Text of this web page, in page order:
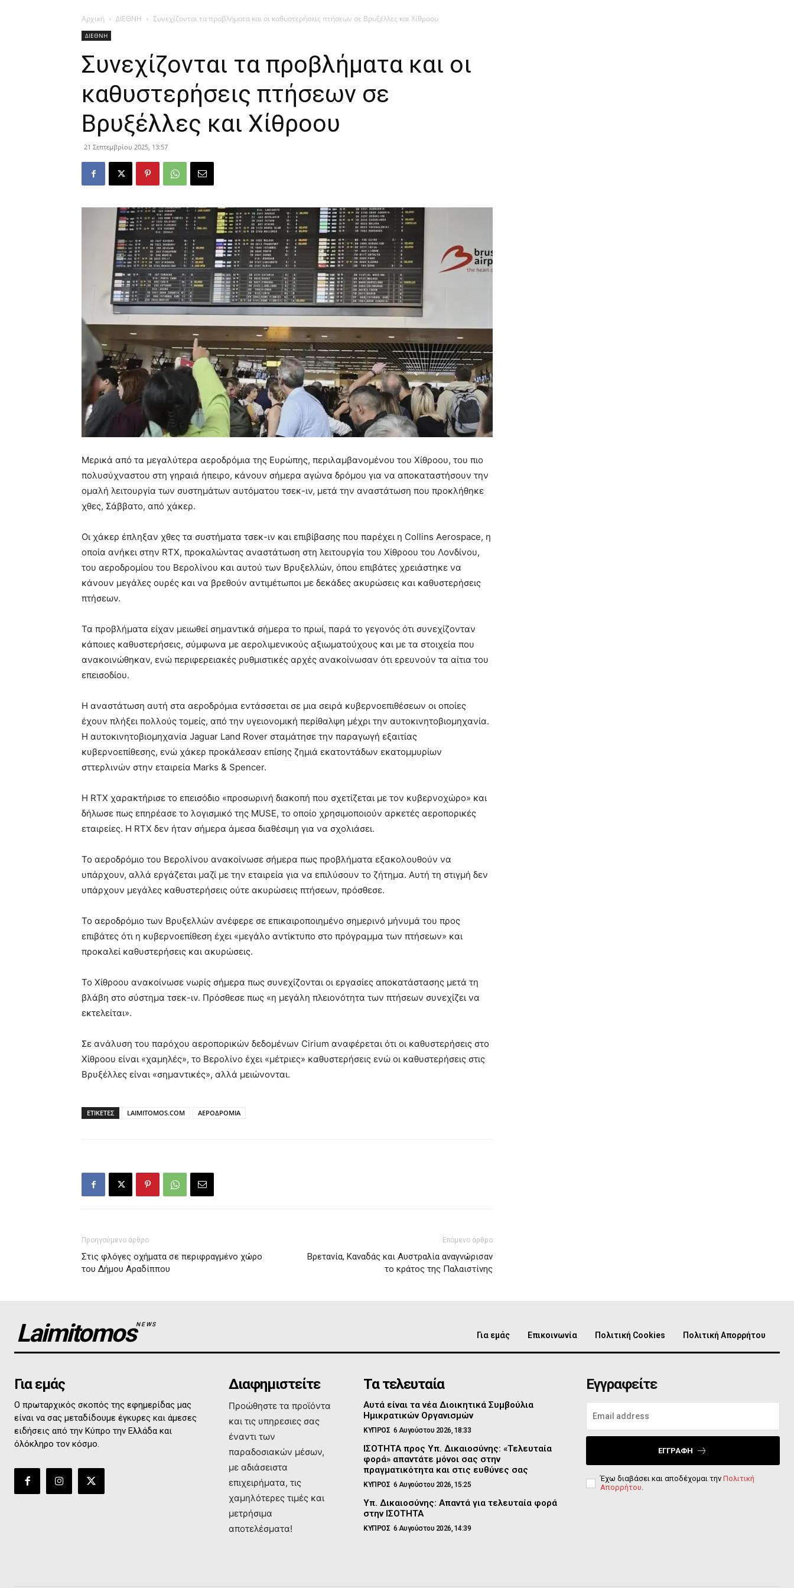
Αρχική ΔΙΕΘΝΗ Συνεχίζονται τα προβλήματα και οι καθυστερήσεις πτήσεων σε Βρυξέλλες και Χίθροου
ΔΙΕΘΝΗ
Συνεχίζονται τα προβλήματα και οι
καθυστερήσεις πτήσεων σε
Βρυξέλλες και Χίθροου
21 Σεπτεμβρίου 2025, 13:57
Μερικά από τα μεγαλύτερα αεροδρόμια της Ευρώπης, περιλαμβανομένου του Χίθροου, του πιο
πολυσύχναστου στη γηραιά ήπειρο, κάνουν σήμερα αγώνα δρόμου για να αποκαταστήσουν την
ομαλή λειτουργία των συστημάτων αυτόματου τσεκ-ιν, μετά την αναστάτωση που προκλήθηκε
χθες, Σάββατο, από χάκερ.
Οι χάκερ έπληξαν χθες τα συστήματα τσεκ-ιν και επιβίβασης που παρέχει η Collins Aerospace, η
οποία ανήκει στην RTX, προκαλώντας αναστάτωση στη λειτουργία του Χίθροου του Λονδίνου,
του αεροδρομίου του Βερολίνου και αυτού των Βρυξελλών, όπου επιβάτες χρειάστηκε να
κάνουν μεγάλες ουρές και να βρεθούν αντιμέτωποι με δεκάδες ακυρώσεις και καθυστερήσεις
πτήσεων.
Τα προβλήματα είχαν μειωθεί σημαντικά σήμερα το πρωί, παρά το γεγονός ότι συνεχίζονταν
κάποιες καθυστερήσεις, σύμφωνα με αερολιμενικούς αξιωματούχους και με τα στοιχεία που
ανακοινώθηκαν, ενώ περιφερειακές ρυθμιστικές αρχές ανακοίνωσαν ότι ερευνούν τα αίτια του
επεισοδίου.
Η αναστάτωση αυτή στα αεροδρόμια εντάσσεται σε μια σειρά κυβερνοεπιθέσεων οι οποίες
έχουν πλήξει πολλούς τομείς, από την υγειονομική περίθαλψη μέχρι την αυτοκινητοβιομηχανία.
Η αυτοκινητοβιομηχανία Jaguar Land Rover σταμάτησε την παραγωγή εξαιτίας
κυβερνοεπίθεσης, ενώ χάκερ προκάλεσαν επίσης ζημιά εκατοντάδων εκατομμυρίων
σττερλινών στην εταιρεία Marks & Spencer.
Η RTX χαρακτήρισε το επεισόδιο «προσωρινή διακοπή που σχετίζεται με τον κυβερνοχώρο» και
δήλωσε πως επηρέασε το λογισμικό της MUSE, το οποίο χρησιμοποιούν αρκετές αεροπορικές
εταιρείες. Η RTX δεν ήταν σήμερα άμεσα διαθέσιμη για να σχολιάσει.
Το αεροδρόμιο του Βερολίνου ανακοίνωσε σήμερα πως προβλήματα εξακολουθούν να
υπάρχουν, αλλά εργάζεται μαζί με την εταιρεία για να επιλύσουν το ζήτημα. Αυτή τη στιγμή δεν
υπάρχουν μεγάλες καθυστερήσεις ούτε ακυρώσεις πτήσεων, πρόσθεσε.
Το αεροδρόμιο των Βρυξελλών ανέφερε σε επικαιροποιημένο σημερινό μήνυμά του προς
επιβάτες ότι η κυβερνοεπίθεση έχει «μεγάλο αντίκτυπο στο πρόγραμμα των πτήσεων» και
προκαλεί καθυστερήσεις και ακυρώσεις.
Το Χίθροου ανακοίνωσε νωρίς σήμερα πως συνεχίζονται οι εργασίες αποκατάστασης μετά τη
βλάβη στο σύστημα τσεκ-ιν. Πρόσθεσε πως «η μεγάλη πλειονότητα των πτήσεων συνεχίζει να
εκτελείται».
Σε ανάλυση του παρόχου αεροπορικών δεδομένων Cirium αναφέρεται ότι οι καθυστερήσεις στο
Χίθροου είναι «χαμηλές», το Βερολίνο έχει «μέτριες» καθυστερήσεις ενώ οι καθυστερήσεις στις
Βρυξέλλες είναι «σημαντικές», αλλά μειώνονται.
ΕΤΙΚΕΤΕΣ LAIMITOMOS.COM ΑΕΡΟΔΡΟΜΙΑ
Προηγούμενο άρθρο
Στις φλόγες οχήματα σε περιφραγμένο χώρο
του Δήμου Αραδίππου
Επόμενο άρθρο
Βρετανία, Καναδάς και Αυστραλία αναγνώρισαν
το κράτος της Παλαιστίνης
LaimitomosNEWS
Για εμάς Επικοινωνία Πολιτική Cookies Πολιτική Απορρήτου
Για εμάς
Ο πρωταρχικός σκοπός της εφημερίδας μας
είναι να σας μεταδίδουμε έγκυρες και άμεσες
ειδήσεις από την Κύπρο την Ελλάδα και
όλόκληρο τον κόσμο.
Διαφημιστείτε
Προώθηστε τα προϊόντα
και τις υπηρεσιες σας
έναντι των
παραδοσιακών μέσων,
με αδιάσειστα
επιχειρήματα, τις
χαμηλότερες τιμές και
μετρήσιμα
αποτελέσματα!
Τα τελευταία
Αυτά είναι τα νέα Διοικητικά Συμβούλια
Ημικρατικών Οργανισμών
ΚΥΠΡΟΣ 6 Αυγούστου 2026, 18:33
ΙΣΟΤΗΤΑ προς Υπ. Δικαιοσύνης: «Τελευταία
φορά» απαντάτε μόνοι σας στην
πραγματικότητα και στις ευθύνες σας
ΚΥΠΡΟΣ 6 Αυγούστου 2026, 15:25
Υπ. Δικαιοσύνης: Απαντά για τελευταία φορά
στην ΙΣΟΤΗΤΑ
ΚΥΠΡΟΣ 6 Αυγούστου 2026, 14:39
Εγγραφείτε
ΕΓΓΡΑΦΉ
Έχω διαβάσει και αποδέχομαι την Πολιτική
Απορρήτου.